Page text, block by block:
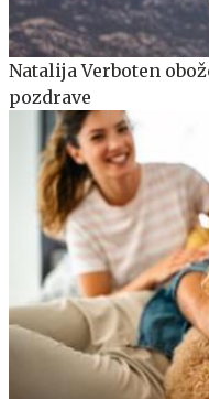
Natalija Verboten
pozdrave